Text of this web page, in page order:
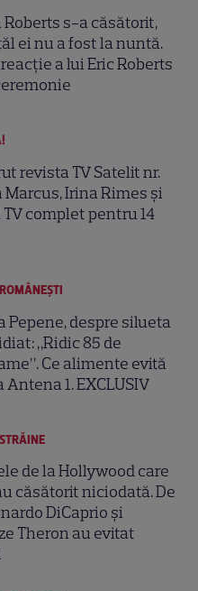
Roberts s-a căsătorit,
ei nu a fost la nuntă.
a lui Eric Roberts
revista TV Satelit nr.
Marcus, Irina Rimes și
complet pentru 14
Pepene, despre silueta
„Ridic 85 de
Ce alimente evită
Antena 1. EXCLUSIV
de la Hollywood care
căsătorit niciodată. De
DiCaprio și
Theron au evitat